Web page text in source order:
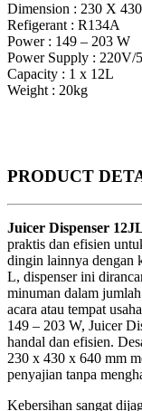
Dimension : 230 X
Refigerant : R134A
Power : 149 – 203 W
Power Supply : 220V/
Capacity : 1 x 12L
Weight : 20kg
PRODUCT
Juicer Dispenser
praktis dan efisien
dingin lainnya dengan
L, dispenser ini
minuman dalam
acara atau tempat
149 – 203 W, Juicer
handal dan efisien.
230 x 430 x 640 mm
penyajian tanpa
Kebersihan sangat